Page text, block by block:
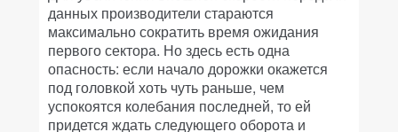
данных производители стараются
максимально сократить время ожидания
первого сектора. Но здесь есть одна
опасность: если начало дорожки окажется
под головкой хоть чуть раньше, чем
успокоятся колебания последней, то ей
придется ждать следующего оборота и